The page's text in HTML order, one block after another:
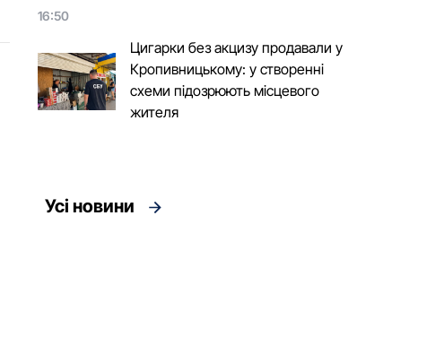
16:50
Цигарки без акцизу продавали у
Кропивницькому: у створенні
схеми підозрюють місцевого
жителя
Усі новини